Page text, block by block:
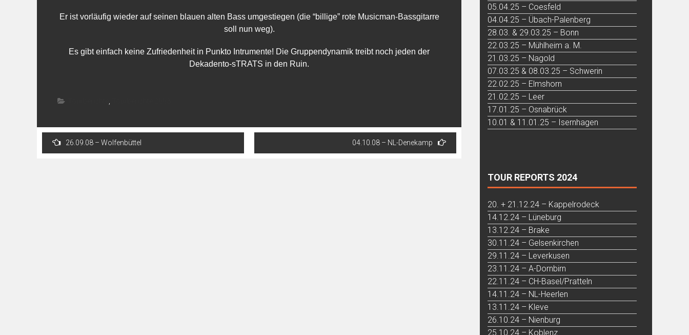
Er ist vorläufig wieder auf seinen blauen alten Bass umgestiegen (die “billige” rote Musicman-Bassgitarre
soll nun weg).
Es gibt einfach keine Zufriedenheit in Punkto Intrumente! Die Gruppendynamik treibt noch jeden der
Dekadento-sTRATS in den Ruin.
,
Post
navigation
26.09.08 – Wolfenbüttel 04.10.08 – NL-Denekamp
05.04.25 – Coesfeld
04.04.25 – Übach-Palenberg
28.03. & 29.03.25 – Bonn
22.03.25 – Mühlheim a. M.
21.03.25 – Nagold
07.03.25 & 08.03.25 – Schwerin
22.02.25 – Elmshorn
21.02.25 – Leer
17.01.25 – Osnabrück
10.01 & 11.01.25 – Isernhagen
TOUR REPORTS 2024
20. + 21.12.24 – Kappelrodeck
14.12.24 – Lüneburg
13.12.24 – Brake
30.11.24 – Gelsenkirchen
29.11.24 – Leverkusen
23.11.24 – A-Dornbirn
22.11.24 – CH-Basel/Pratteln
14.11.24 – NL-Heerlen
13.11.24 – Kleve
26.10.24 – Nienburg
25.10.24 – Koblenz